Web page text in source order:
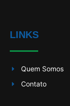
LINKS
Quem Somos
Contato